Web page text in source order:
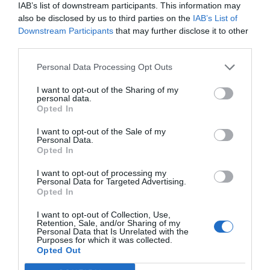
IAB’s list of downstream participants. This information may
also be disclosed by us to third parties on the IAB’s List of
Downstream Participants that may further disclose it to other
Personal Data Processing Opt Outs
I want to opt-out of the Sharing of my
personal data.
Opted In
I want to opt-out of the Sale of my
Personal Data.
Opted In
I want to opt-out of processing my
Personal Data for Targeted Advertising.
Opted In
I want to opt-out of Collection, Use,
Retention, Sale, and/or Sharing of my
Personal Data that Is Unrelated with the
Purposes for which it was collected.
Opted Out
- Quintempspodem/volem dedicar? Valorem el
preu
- Què passa si no s'arriben aacords
decidirà? Tenim un pla B?
- Qui fa l'
de la reunió?
- Què fem després de la reunió? Com es
materialitzen les decisions preses? Com farem el
seguiment?
només guanyarem enefectivitatde les nostres
reunions, sinó que també revertirà de manera
positiva en la resta de l'organització. Amb aquest